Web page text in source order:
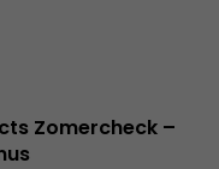
Zomercheck –